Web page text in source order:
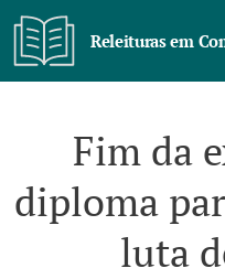
Releituras em
Fim da
diploma
luta